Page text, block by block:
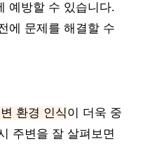
예방할 수 있습니다.
에 문제를 해결할 수
환경 인식이 더욱 중
주변을 잘 살펴보면